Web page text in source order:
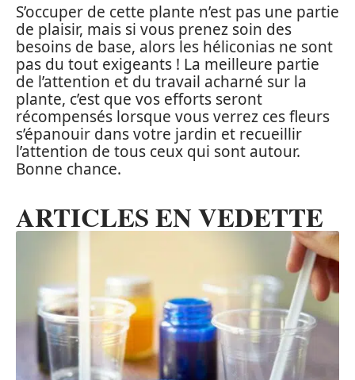
S’occuper de cette plante n’est pas une partie
de plaisir, mais si vous prenez soin des
besoins de base, alors les héliconias ne sont
pas du tout exigeants ! La meilleure partie
de l’attention et du travail acharné sur la
plante, c’est que vos efforts seront
récompensés lorsque vous verrez ces fleurs
s’épanouir dans votre jardin et recueillir
l’attention de tous ceux qui sont autour.
Bonne chance.
ARTICLES EN VEDETTE